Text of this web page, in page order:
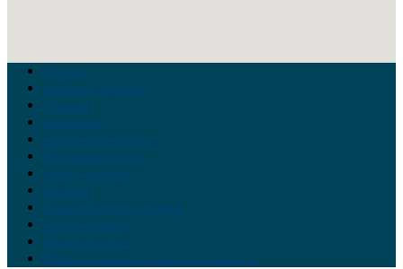
Главная
Война на Украине
Новости
Аналитика
Тайны Геополитики
Российские элиты
Теория заговора
Украина
Новый Мировой Порядок
Тайны истории
Обратная связь
Правила комментирования материалов